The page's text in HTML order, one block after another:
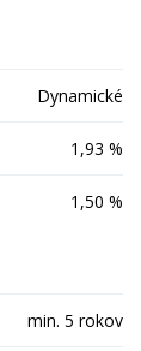
Dynamické
1,93 %
1,50 %
min. 5 rokov